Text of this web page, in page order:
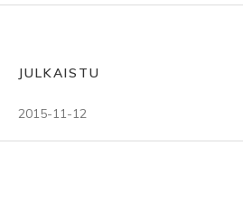
JULKAISTU
2015-11-12